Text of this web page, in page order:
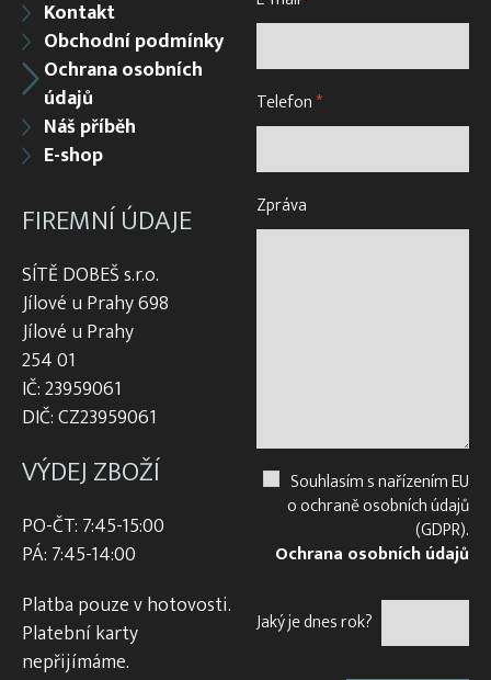
Kontakt
Obchodní podmínky
Ochrana osobních
údajů
Náš příběh
E-shop
FIREMNÍ ÚDAJE
SÍTĚ DOBEŠ s.r.o.
Jílové u Prahy 698
Jílové u Prahy
254 01
IČ: 23959061
DIČ: CZ23959061
VÝDEJ ZBOŽÍ
PO-ČT: 7:45-15:00
PÁ: 7:45-14:00
Platba pouze v hotovosti.
Platební karty
nepřijímáme.
Telefon*
Zpráva
Souhlasím s nařízením EU
o ochraně osobních údajů
(GDPR).
Ochrana osobních údajů
Jaký je dnes rok?